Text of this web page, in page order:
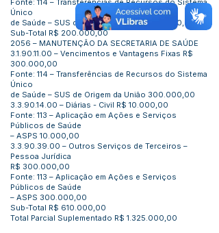
Fonte: 114 – Transferências de Recursos do Sistema
Único
de Saúde – SUS de Origem da União 200.000,00
Sub-Total R$ 200.000,00
2056 – MANUTENÇÃO DA SECRETARIA DE SAÚDE
3.1.90.11.00 – Vencimentos e Vantagens Fixas R$
300.000,00
Fonte: 114 – Transferências de Recursos do Sistema
Único
de Saúde – SUS de Origem da União 300.000,00
3.3.90.14.00 – Diárias - Civil R$ 10.000,00
Fonte: 113 – Aplicação em Ações e Serviços
Públicos de Saúde
– ASPS 10.000,00
3.3.90.39.00 – Outros Serviços de Terceiros –
Pessoa Jurídica
R$ 300.000,00
Fonte: 113 – Aplicação em Ações e Serviços
Públicos de Saúde
– ASPS 300.000,00
Sub-Total R$ 610.000,00
Total Parcial Suplementado R$ 1.325.000,00